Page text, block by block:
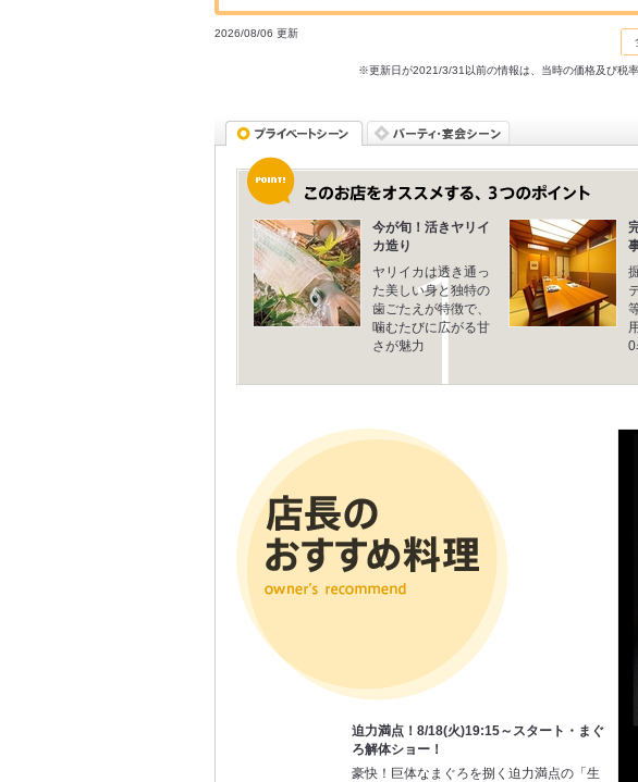
2026/08/06 更新
※更新日が2021/3/31以前の情報は、当時の価格及び税
今が旬！活きヤリイ
カ造り
ヤリイカは透き通っ
た美しい身と独特の
歯ごたえが特徴で、
噛むたびに広がる甘
さが魅力
0
迫力満点！8/18(火)19:15～スタート・まぐ
ろ解体ショー！
豪快！巨体なまぐろを捌く迫力満点の「生